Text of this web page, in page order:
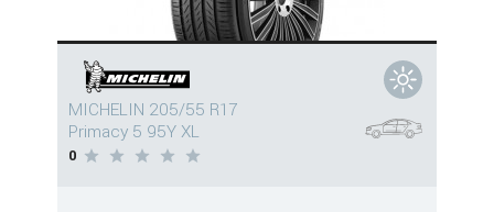
MICHELIN 205/55 R17
Primacy 5 95Y XL
0